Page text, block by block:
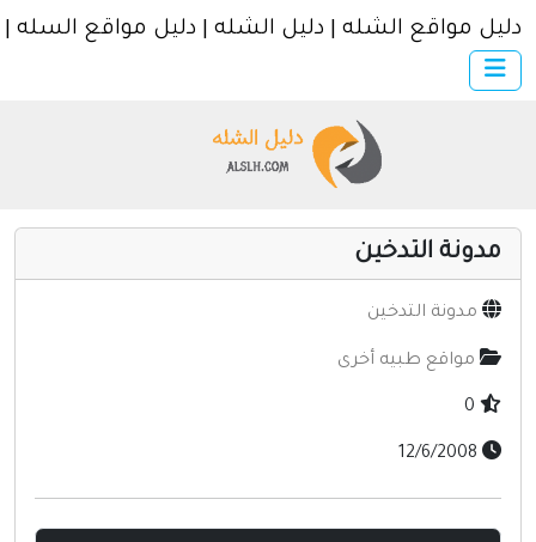
× الرئيسية
دخول
| دليل الشله | دليل مواقع السله | دليل متاجر السله